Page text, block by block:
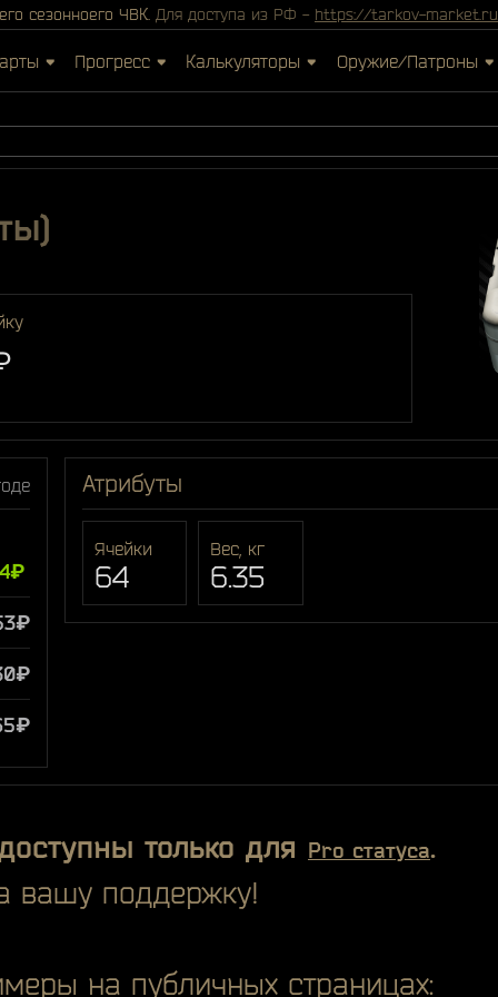
сезонноего ЧВК. Для доступа из РФ - https://tarkov-market.ru
Прогресс Калькуляторы Оружие/Патроны
Атрибуты
Ячейки
64
Вес, кг
6.35
только для Pro статуса.
вашу поддержку!
на публичных страницах: